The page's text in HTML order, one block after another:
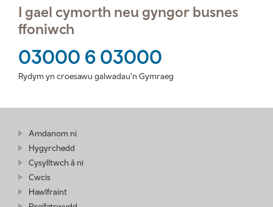
I gael cymorth neu gyngor busnes
ffoniwch
03000 6 03000
Rydym yn croesawu galwadau'n Gymraeg
Amdanom ni
Hygyrchedd
Cysylltwch â ni
Cwcis
Hawlfraint